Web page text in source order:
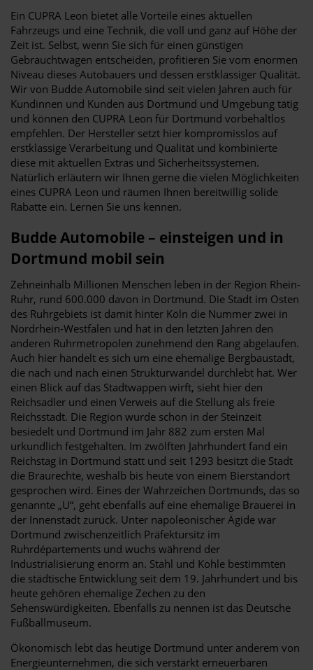
Ein CUPRA Leon bietet alle Vorteile eines aktuellen
Fahrzeugs und eine Technik, die voll und ganz auf Höhe der
Zeit ist. Selbst, wenn Sie sich für einen günstigen
Gebrauchtwagen entscheiden, profitieren Sie vom enormen
Niveau dieses Autobauers und dessen erstklassiger Qualität.
Wir von Budde Automobile sind seit vielen Jahren auch für
Kundinnen und Kunden aus Dortmund und Umgebung tätig
und können den CUPRA Leon für Dortmund vorbehaltlos
empfehlen. Der Hersteller setzt hier kompromisslos auf
erstklassige Verarbeitung und Qualität und kombinierte
diese mit aktuellen Extras und Sicherheitssystemen.
Natürlich erläutern wir Ihnen gerne die vielen Möglichkeiten
eines CUPRA Leon und räumen Ihnen bereitwillig solide
Rabatte ein. Lernen Sie uns kennen.
Budde Automobile – einsteigen und in
Dortmund mobil sein
Zehneinhalb Millionen Menschen leben in der Region Rhein-
Ruhr, rund 600.000 davon in Dortmund. Die Stadt im Osten
des Ruhrgebiets ist damit hinter Köln die Nummer zwei in
Nordrhein-Westfalen und hat in den letzten Jahren den
anderen Ruhrmetropolen zunehmend den Rang abgelaufen.
Auch hier handelt es sich um eine ehemalige Bergbaustadt,
die nach und nach einen Strukturwandel durchlebt hat. Wer
einen Blick auf das Stadtwappen wirft, sieht hier den
Reichsadler und einen Verweis auf die Stellung als freie
Reichsstadt. Die Region wurde schon in der Steinzeit
besiedelt und Dortmund im Jahr 882 zum ersten Mal
urkundlich festgehalten. Im zwölften Jahrhundert fand ein
Reichstag in Dortmund statt und seit 1293 besitzt die Stadt
die Braurechte, weshalb bis heute von einem Bierstandort
gesprochen wird. Eines der Wahrzeichen Dortmunds, das so
genannte „U“, geht ebenfalls auf eine ehemalige Brauerei in
der Innenstadt zurück. Unter napoleonischer Ägide war
Dortmund zwischenzeitlich Präfektursitz im
Ruhrdépartements und wuchs während der
Industrialisierung enorm an. Stahl und Kohle bestimmten
die städtische Entwicklung seit dem 19. Jahrhundert und bis
heute gehören ehemalige Zechen zu den
Sehenswürdigkeiten. Ebenfalls zu nennen ist das Deutsche
Fußballmuseum.
Ökonomisch lebt das heutige Dortmund unter anderem von
Energieunternehmen, die sich verstärkt erneuerbaren